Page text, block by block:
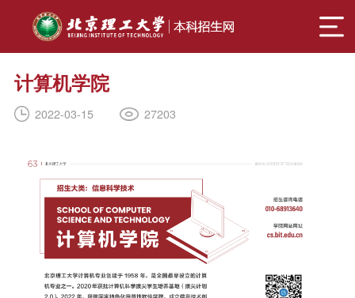
计算机学院
2022-03-15 27203